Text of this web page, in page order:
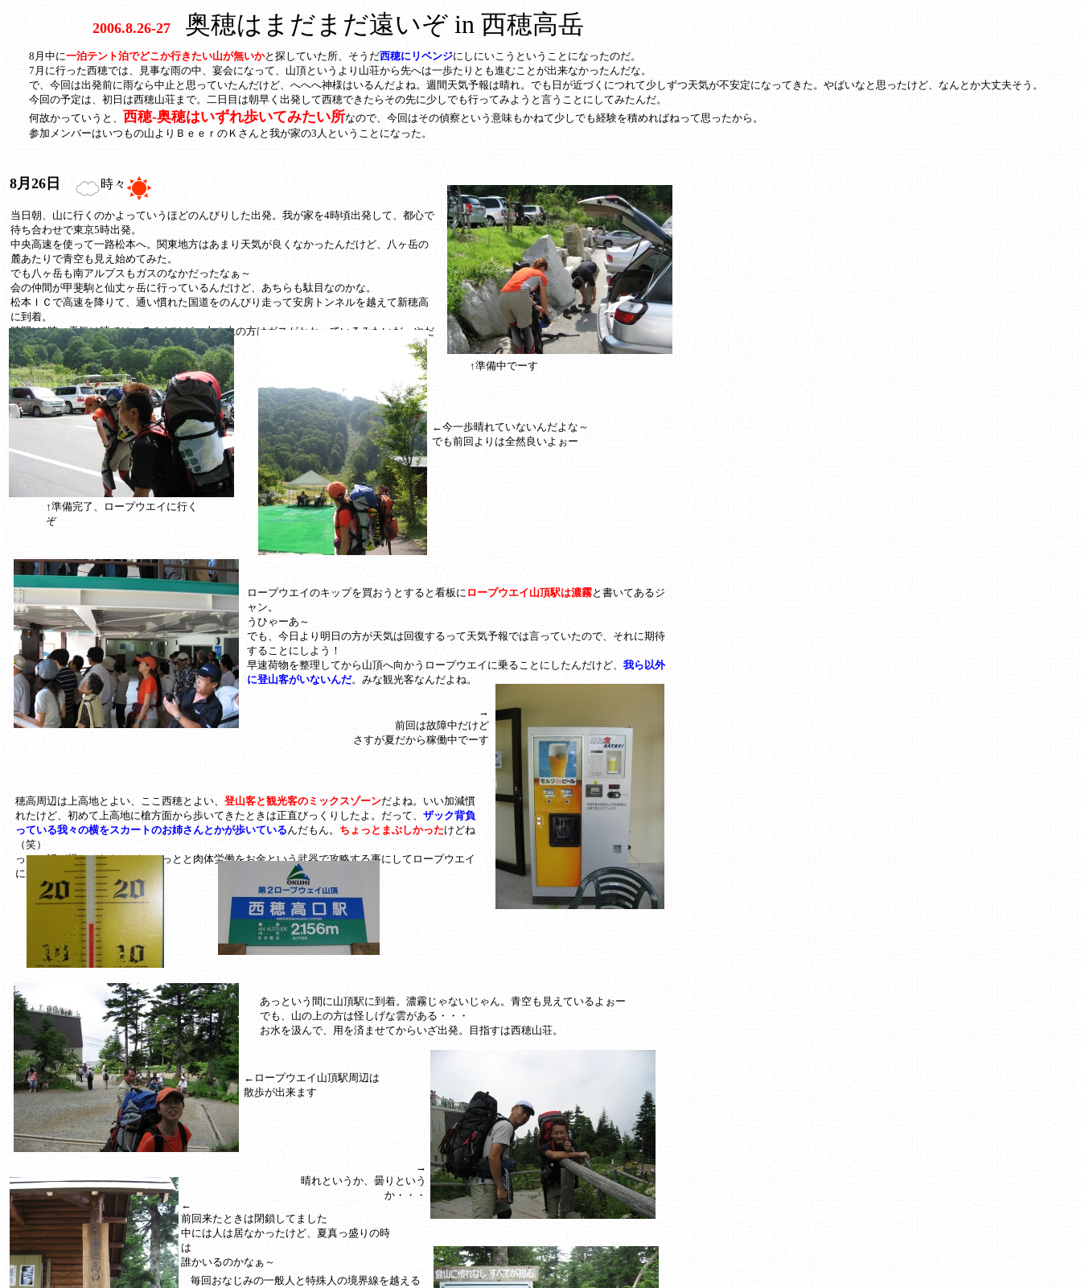
2006.8.26-27 奥穂はまだまだ遠いぞ in 西穂高岳
8月26日 時々
8月中に一泊テント泊でどこか行きたい山が無いかと探していた所、そうだ西穂にリベンジにしにいこうということになったのだ。
7月に行った西穂では、見事な雨の中、宴会になって、山頂というより山荘から先へは一歩たりとも進むことが出来なかったんだな。
で、今回は出発前に雨なら中止と思っていたんだけど、へへへ神様はいるんだよね。週間天気予報は晴れ。でも日が近づくにつれて少しずつ天気が不安定になってきた。やばいなと思ったけど、なんとか大丈夫そう。
今回の予定は、初日は西穂山荘まで。二日目は朝早く出発して西穂できたらその先に少しでも行ってみようと言うことにしてみたんだ。
何故かっていうと、 西穂-奥穂はいずれ歩いてみたい所なので、今回はその偵察という意味もかねて少しでも経験を積めればねって思ったから。
参加メンバーはいつもの山よりＢｅｅｒのＫさんと我が家の3人ということになった。
当日朝、山に行くのかよっていうほどのんびりした出発。我が家を4時頃出発して、都心で
待ち合わせで東京5時出発。
中央高速を使って一路松本へ。関東地方はあまり天気が良くなかったんだけど、八ヶ岳の
麓あたりで青空も見え始めてみた。
でも八ヶ岳も南アルプスもガスのなかだったなぁ～
会の仲間が甲斐駒と仙丈ヶ岳に行っているんだけど、あちらも駄目なのかな。
松本ＩＣで高速を降りて、通い慣れた国道をのんびり走って安房トンネルを越えて新穂高
に到着。
時間は9時。天気は晴てはいるんだけど、山の上の方はガスがかかっているみたいだ。やだ
なぁ～
↑準備中でーす
↑準備完了、ロープウエイに行く
ぞ
←今一歩晴れていないんだよな～
でも前回よりは全然良いよぉー
ロープウエイのキップを買おうとすると看板に ロープウエイ山頂駅は濃霧と書いてあるジ
ャン。
うひゃーあ～
でも、今日より明日の方が天気は回復するって天気予報では言っていたので、それに期待
することにしよう！
早速荷物を整理してから山頂へ向かうロープウエイに乗ることにしたんだけど、 我ら以外
に登山客がいないんだ。みな観光客なんだよね。
→
前回は故障中だけど
さすが夏だから稼働中でーす
穂高周辺は上高地とよい、ここ西穂とよい、 登山客と観光客のミックスゾーンだよね。いい加減慣
れたけど、初めて上高地に槍方面から歩いてきたときは正直びっくりしたよ。だって、 ザック背負
っている我々の横をスカートのお姉さんとかが歩いているんだもん。 ちょっとまぶしかったけどね
（笑）
って、話が横にそれたけど、とっとと肉体労働をお金という武器で攻略する事にしてロープウエイ
に乗り込んだ。
あっという間に山頂駅に到着。濃霧じゃないじゃん。青空も見えているよぉー
でも、山の上の方は怪しげな雲がある・・・
お水を汲んで、用を済ませてからいざ出発。目指すは西穂山荘。
←ロープウエイ山頂駅周辺は
散歩が出来ます
→
晴れというか、曇りという
か・・・
毎回おなじみの一般人と特殊人の境界線を越える
←
前回来たときは閉鎖してました
中には人は居なかったけど、夏真っ盛りの時
は
誰かいるのかなぁ～